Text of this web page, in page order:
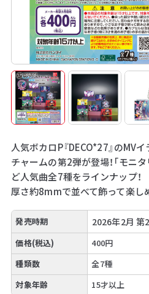
人気ボカロP『DECO*27』のMV
チャームの第2弾が登場！「モニタ
ど人気曲全7種をラインナップ！
厚さ約8mmで並べて飾って楽し
発売時期 2026年2月 第
価格(税込)
400円
種類数
全7種
対象年齢
15才以上